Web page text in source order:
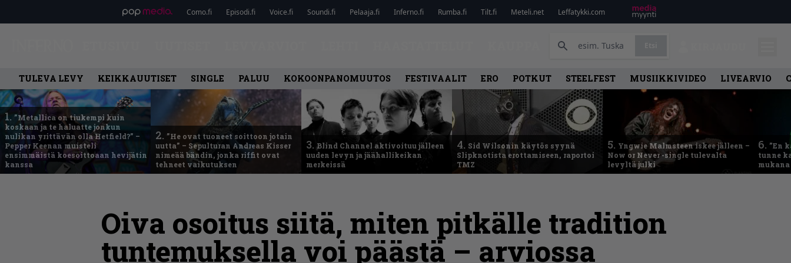
Como.fi Episodi.fi Voice.fi Soundi.fi Pelaaja.fi Inferno.fi Rumba.fi Tilt.fi Meteli.net Leffatykki.com
TULEVA LEVY KEIKKAUUTISET SINGLE PALUU KOKOONPANOMUUTOS FESTIVAALIT ERO POTKUT STEELFEST MUSIIKKIVIDEO LIVEARVIO
1. ”Metallica on tiukempi kuin
koskaan ja te haluatte jonkun
nulikan yrittävän olla Hetfield?” –
Pepper Keenan muisteli
ensimmäistä koesoittoaan hevijätin
kanssa
2. ”He ovat tuoneet soittoon jotain
uutta” – Sepulturan Andreas Kisser
nimeää bändin, jonka riffit ovat
tehneet vaikutuksen
3.Blind Channel aktivoituu jälleen
uuden levyn ja jäähallikeikan
merkeissä
4. Sid Wilsonin käytös syynä
Slipknotista erottamiseen, raportoi
TMZ
5. Yngwie Malmsteen iskee jälleen –
Now or Never -single tulevalta
levyltä julki
6. ”En
tunne
Oiva osoitus siitä, miten pitkälle tradition
tuntemuksella voi päästä – arviossa